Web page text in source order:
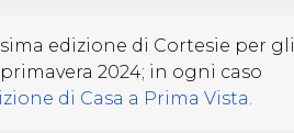
edizione di Cortesie per gli
2024; in ogni caso
di Casa a Prima Vista.